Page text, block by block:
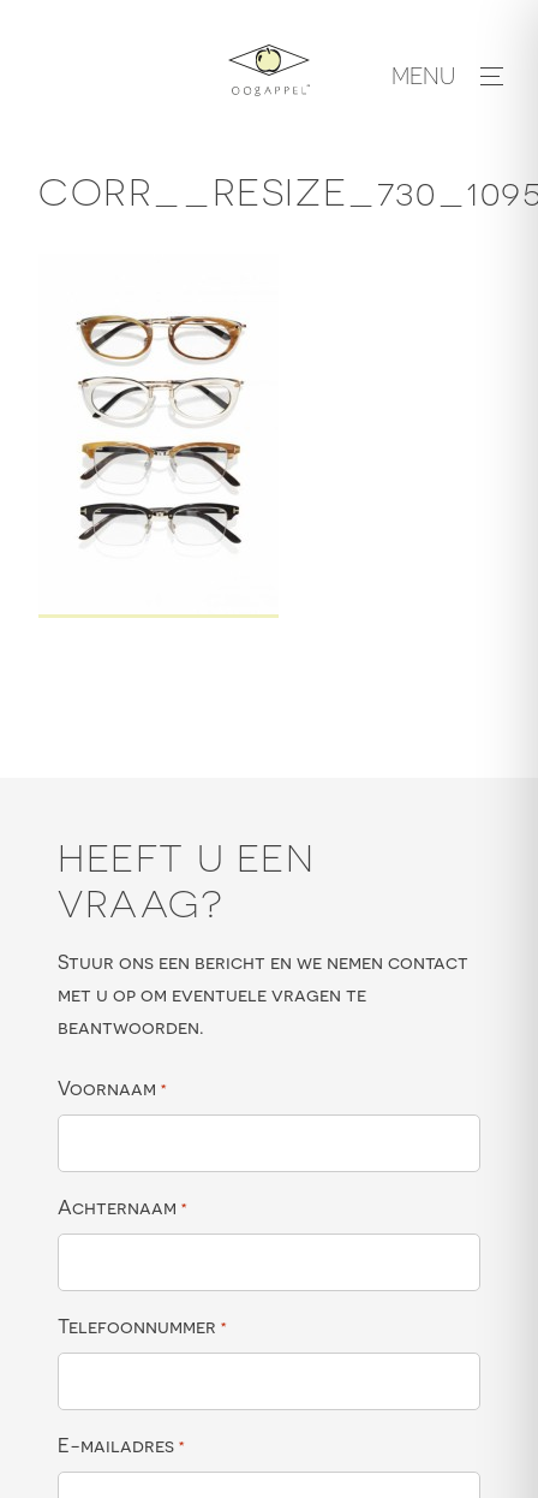
MENU
HEEFT U EEN
VRAAG?
Stuur ons een bericht en we nemen contact
met u op om eventuele vragen te
beantwoorden.
Voornaam *
Achternaam *
Telefoonnummer *
E-mailadres *